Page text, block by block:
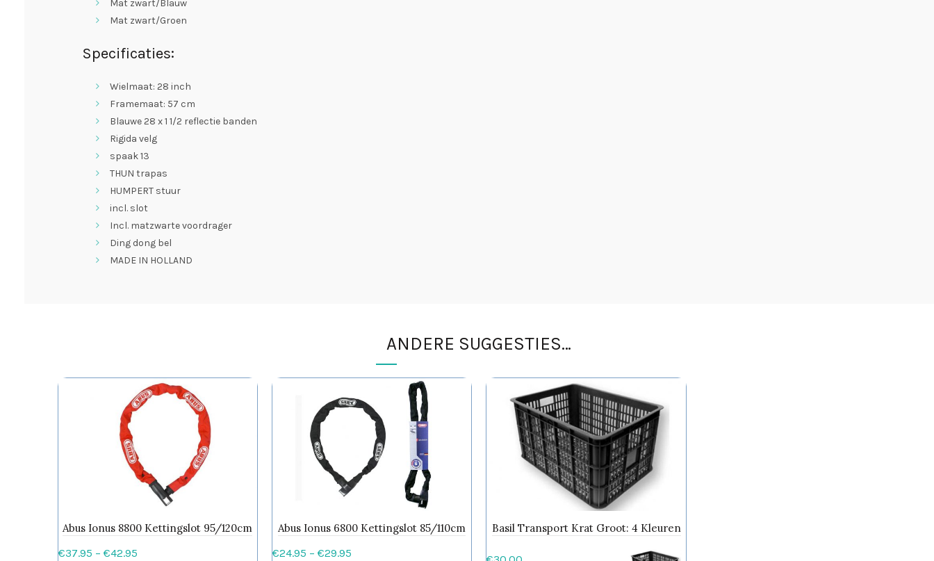
Mat zwart/Blauw
Mat zwart/Groen
Specificaties:
Wielmaat: 28 inch
Framemaat: 57 cm
Blauwe 28 x 1 1/2 reflectie banden
Rigida velg
spaak 13
THUN trapas
HUMPERT stuur
incl. slot
Incl. matzwarte voordrager
Ding dong bel
MADE IN HOLLAND
ANDERE SUGGESTIES…
Abus Ionus 8800 Kettingslot 95/120cm
€37.95 – €42.95Prijsklasse:
Abus Ionus 6800 Kettingslot 85/110cm
€24.95 – €29.95
Basil Transport Krat Groot: 4 Kleuren